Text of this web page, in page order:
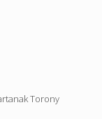
Torony